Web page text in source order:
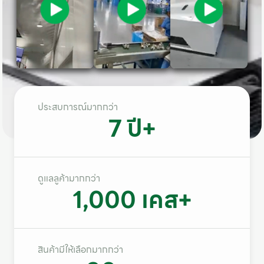
ประสบการณ์มากกว่า
7 ปี+
ดูแลลูค้ามากกว่า
1,000 เคส+
สินค้ามีให้เลือกมากกว่า